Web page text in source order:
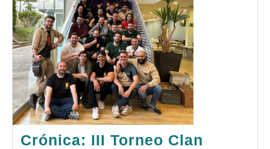
Crónica: III Torneo Clan